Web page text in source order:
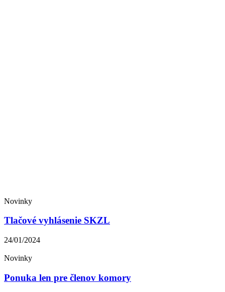
Novinky
Tlačové vyhlásenie SKZL
24/01/2024
Novinky
Ponuka len pre členov komory